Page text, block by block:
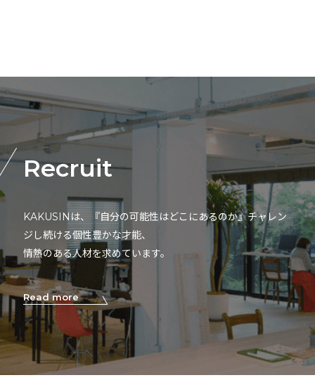
Recruit
KAKUSINは、『自分の可能性はどこにあるのか』チャレン
ジし続ける個性豊かな才能、
情熱のある人材を求めています。
Read more